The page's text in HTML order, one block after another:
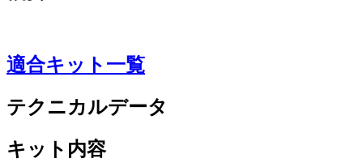
適合キット一覧
テクニカルデータ
キット内容